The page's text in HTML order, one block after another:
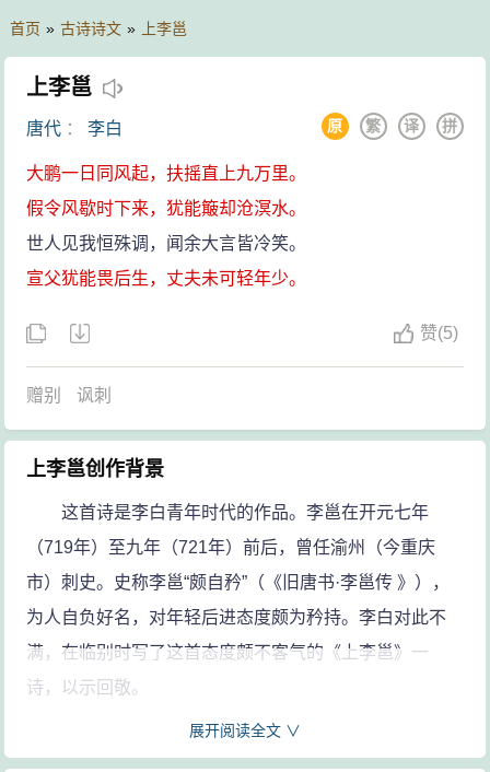
首页 » 古诗诗文 » 上李邕
上李邕
唐代 ：李白 拼
译
繁
原
大鹏一日同风起，扶摇直上九万里。
假令风歇时下来，犹能簸却沧溟水。
世人见我恒殊调，闻余大言皆冷笑。
宣父犹能畏后生，丈夫未可轻年少。
赞(5)
赠别 讽刺
上李邕创作背景
这首诗是李白青年时代的作品。李邕在开元七年
（719年）至九年（721年）前后，曾任渝州（今重庆
市）刺史。史称李邕“颇自矜”（《旧唐书·李邕传 》），
为人自负好名，对年轻后进态度颇为矜持。李白对此不
满，在临别时写了这首态度颇不客气的《上李邕》一
诗，以示回敬。
1、詹福瑞 等．李白诗全译．石家庄：河北人民出版社，1997：
展开阅读全文 ∨